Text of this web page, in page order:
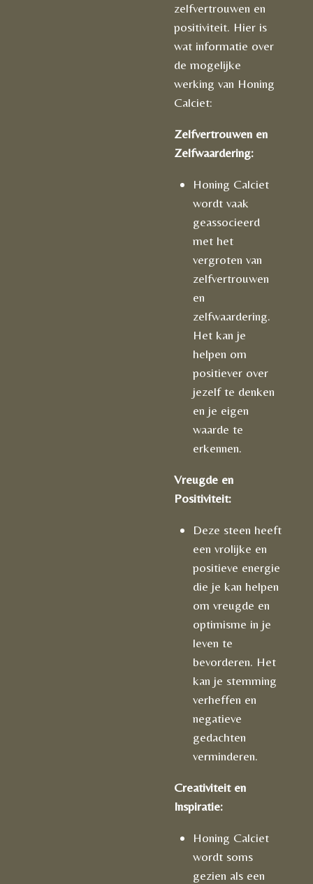
zelfvertrouwen en
positiviteit. Hier is
wat informatie over
de mogelijke
werking van Honing
Calciet:
Zelfvertrouwen en
Zelfwaardering:
Honing Calciet
wordt vaak
geassocieerd
met het
vergroten van
zelfvertrouwen
en
zelfwaardering.
Het kan je
helpen om
positiever over
jezelf te denken
en je eigen
waarde te
erkennen.
Vreugde en
Positiviteit:
Deze steen heeft
een vrolijke en
positieve energie
die je kan helpen
om vreugde en
optimisme in je
leven te
bevorderen. Het
kan je stemming
verheffen en
negatieve
gedachten
verminderen.
Creativiteit en
Inspiratie:
Honing Calciet
wordt soms
gezien als een